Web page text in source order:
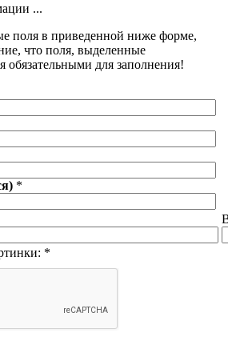
...
поля в приведенной ниже форме,
что поля, выделенные
обязательными для заполнения!
*
*